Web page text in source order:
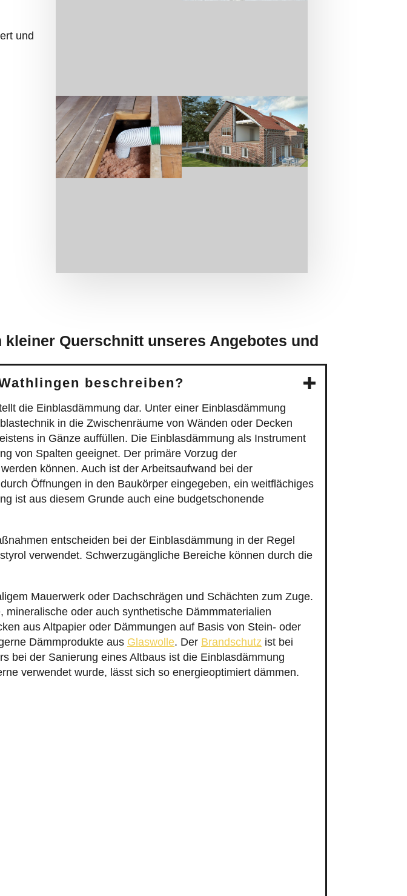
und
Querschnitt unseres Angebotes und
beschreiben?
die Einblasdämmung dar. Unter einer Einblasdämmung
in die Zwischenräume von Wänden oder Decken
in Gänze auffüllen. Die Einblasdämmung als Instrument
von Spalten geeignet. Der primäre Vorzug der
können. Auch ist der Arbeitsaufwand bei der
Öffnungen in den Baukörper eingegeben, ein weitflächiges
ist aus diesem Grunde auch eine budgetschonende
entscheiden bei der Einblasdämmung in der Regel
verwendet. Schwerzugängliche Bereiche können durch die
Mauerwerk oder Dachschrägen und Schächten zum Zuge.
oder auch synthetische Dämmmaterialien
aus Altpapier oder Dämmungen auf Basis von Stein- oder
Dämmprodukte aus Glaswolle. Der Brandschutz ist bei
bei der Sanierung eines Altbaus ist die Einblasdämmung
verwendet wurde, lässt sich so energieoptimiert dämmen.